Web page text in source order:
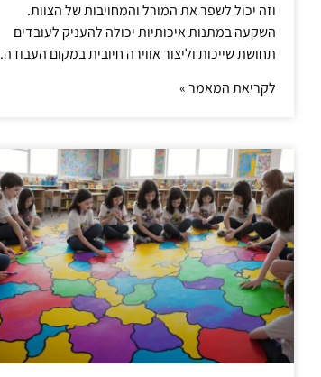
וזה יכול לשפר את המורל והמחויבות של הצוות.
השקעה במתנות איכותיות יכולה להעניק לעובדים
תחושת שייכות וליצור אווירה חיובית במקום העבודה.
לקריאת המאמר »